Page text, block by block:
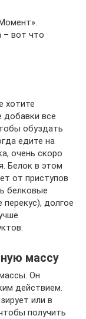
– вот что
хотите
все
обуздать
едите на
очень скоро
Белок в этом
от приступов
белковые
долгое
массу
Он
действием.
или в
получить